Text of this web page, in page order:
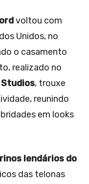
voltou com
Unidos, no
o casamento
realizado no
, trouxe
reunindo
em looks
lendários do
das telonas